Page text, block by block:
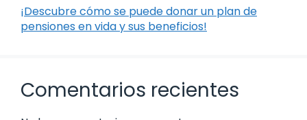
¡Descubre cómo se puede donar un plan de
pensiones en vida y sus beneficios!
Comentarios recientes